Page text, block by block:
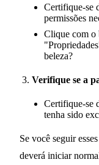
Certifique-se
permissões
Clique com o
beleza?
Verifique se a
Certifique-se
tenha sido
Se você seguir
deverá iniciar